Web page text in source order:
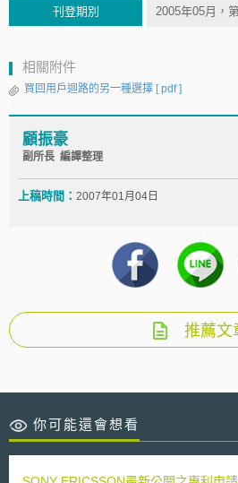
刊登期別 2005年05月，
相關附件
買回用戶迴路的另一種選擇 [ pdf ]
顧振豪
副所長 編譯整理
上稿時間： 2007年01月04日
推薦文
你可能還會想看